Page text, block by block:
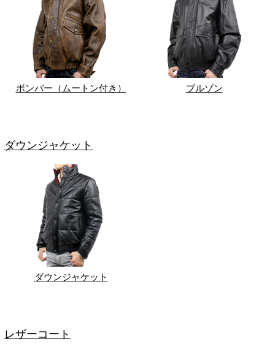
ボンバー（ムートン付き） ブルゾン
ダウンジャケット
ダウンジャケット
レザーコート